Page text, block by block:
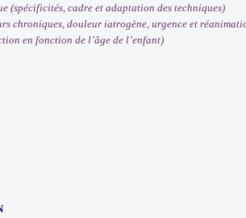
(spécificités, cadre et adaptation des techniques)
chroniques, douleur iatrogène, urgence et
en fonction de l’âge de l’enfant)